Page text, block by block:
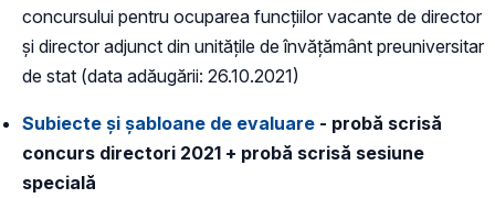
concursului pentru ocuparea funcțiilor vacante de director
şi director adjunct din unitățile de învățământ preuniversitar
de stat (data adăugării: 26.10.2021)
Subiecte și șabloane de evaluare - probă scrisă
concurs directori 2021 + probă scrisă sesiune
specială